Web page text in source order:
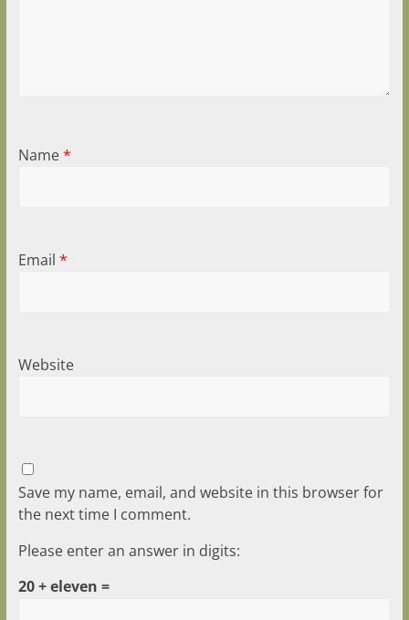
Name*
Email *
Website
Save my name, email, and website in this browser for
the next time I comment.
Please enter an answer in digits:
20 + eleven =